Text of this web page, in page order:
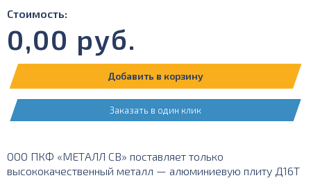
Стоимость:
0,00 руб.
Добавить в корзину
Заказать в один клик
ООО ПКФ «МЕТАЛЛ СВ» поставляет только
высококачественный металл — алюминиевую плиту Д16Т